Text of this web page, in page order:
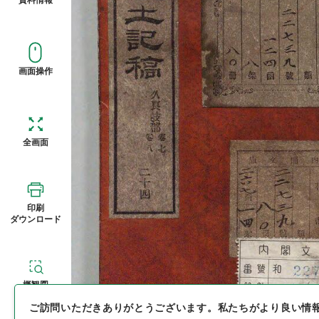
画面操作
全画面
印刷
ダウンロード
概観図
ご訪問いただきありがとうございます。 私たちがより良い情